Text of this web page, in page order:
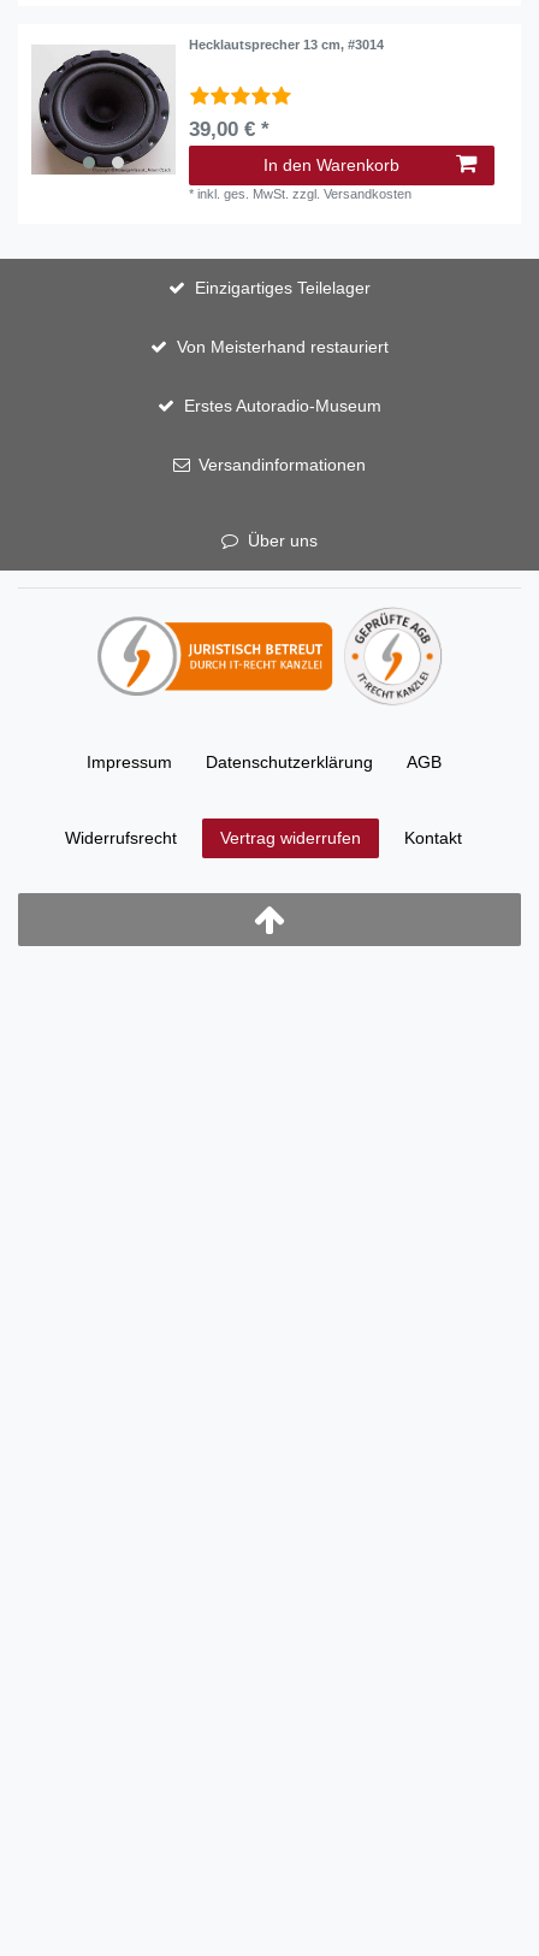
Hecklautsprecher 13 cm, #3014
39,00 € *
In den Warenkorb
*inkl. ges. MwSt. zzgl.Versandkosten
Einzigartiges Teilelager
Von Meisterhand restauriert
Erstes Autoradio-Museum
Versandinformationen
Über uns
Impressum Daten­schutz­erklärung AGB
Widerrufs­recht Vertrag widerrufen Kontakt